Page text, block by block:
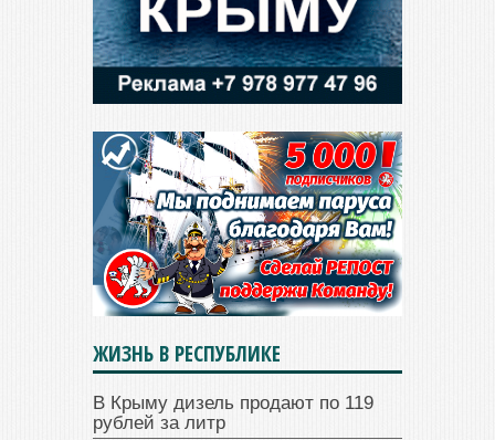
ЖИЗНЬ В РЕСПУБЛИКЕ
В Крыму дизель продают по 119
рублей за литр